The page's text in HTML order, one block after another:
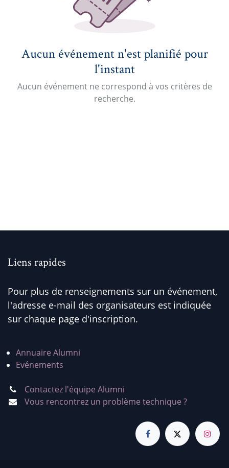
Aucun événement n'est planifié pour
l'instant
Aucun événement ne correspond à vos critères de
recherche.
Liens rapides
Pour plus de renseignements sur un événement,
l'adresse e-mail des organisateurs est indiquée
sur chaque page d'inscription.
Annuaire Alumni
Evénements
Contactez l'équipe Alumni
Vous rencontrez un problème technique ?